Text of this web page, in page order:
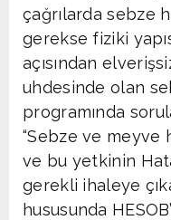
çağrılarda sebze
gerekse fiziki
açısından
uhdesinde olan
programında
“Sebze ve
ve bu yetkinin
gerekli ihaleye
hususunda